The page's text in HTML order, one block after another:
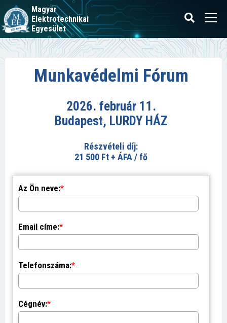
Magyar
Elektrotechnikai
Egyesület
Munkavédelmi Fórum
2026. február 11.
Budapest, LURDY HÁZ
Részvételi díj:
21 500 Ft + ÁFA / fő
Az Ön neve:*
Email címe:*
Telefonszáma:*
Cégnév:*